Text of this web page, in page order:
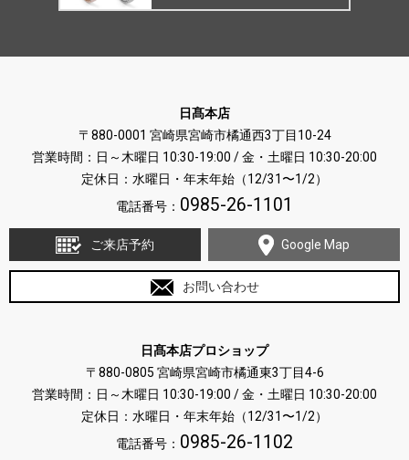
日髙本店
〒880-0001 宮崎県宮崎市橘通西3丁目10-24
営業時間：日～木曜日 10:30-19:00 / 金・土曜日 10:30-20:00
定休日：水曜日・年末年始（12/31〜1/2）
電話番号： 0985-26-1101
ご来店予約 Google Map
お問い合わせ
日髙本店プロショップ
〒880-0805 宮崎県宮崎市橘通東3丁目4-6
営業時間：日～木曜日 10:30-19:00 / 金・土曜日 10:30-20:00
定休日：水曜日・年末年始（12/31〜1/2）
電話番号： 0985-26-1102